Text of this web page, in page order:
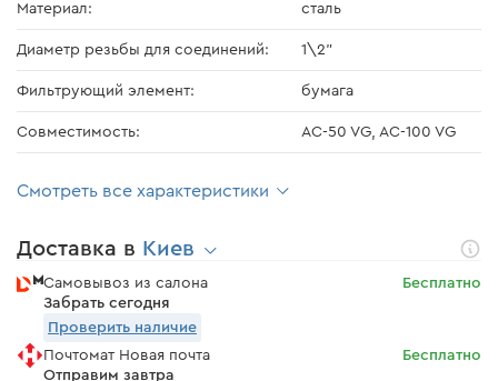
Материал: сталь
Диаметр резьбы для соединений: 1\2"
Фильтрующий элемент: бумага
Совместимость: AC-50 VG, AC-100 VG
Смотреть все характеристики
Доставка в Киев
Самовывоз из салона
Забрать сегодня
Бесплатно
Проверить наличие
Почтомат Новая почта
Отправим завтра
Бесплатно